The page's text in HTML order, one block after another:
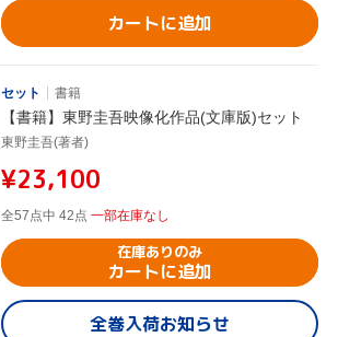
カートに追加
セット 書籍
【書籍】東野圭吾映像化作品(文庫版)セット
東野圭吾(著者)
¥23,100
全57点中 42点 一部在庫なし
在庫ありのみ
カートに追加
全巻入荷お知らせ